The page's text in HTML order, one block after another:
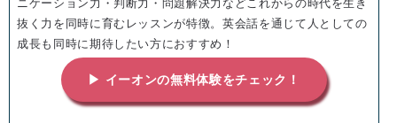
ニケーション力・判断力・問題解決力などこれからの時代を生き
抜く力を同時に育むレッスンが特徴。英会話を通じて人としての
成長も同時に期待したい方におすすめ！
▶ イーオンの無料体験をチェック！